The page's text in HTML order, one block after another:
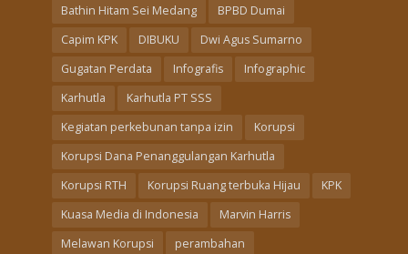
Bathin Hitam Sei Medang
BPBD Dumai
Capim KPK
DIBUKU
Dwi Agus Sumarno
Gugatan Perdata
Infografis
Infographic
Karhutla
Karhutla PT SSS
Kegiatan perkebunan tanpa izin
Korupsi
Korupsi Dana Penanggulangan Karhutla
Korupsi RTH
Korupsi Ruang terbuka Hijau
KPK
Kuasa Media di Indonesia
Marvin Harris
Melawan Korupsi
perambahan